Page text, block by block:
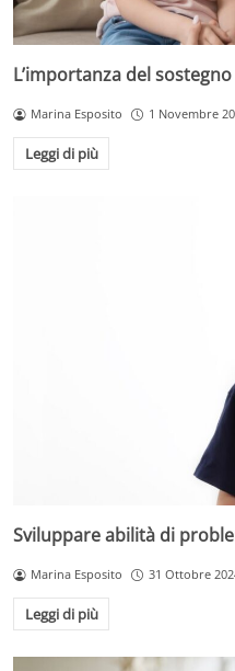
L’importanza del
Marina Esposito 1 Novembre
Leggi di più
Sviluppare abilità di
Marina Esposito 31 Ottobre
Leggi di più